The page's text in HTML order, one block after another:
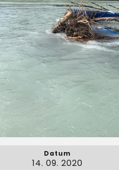
Datum
14. 09. 2020